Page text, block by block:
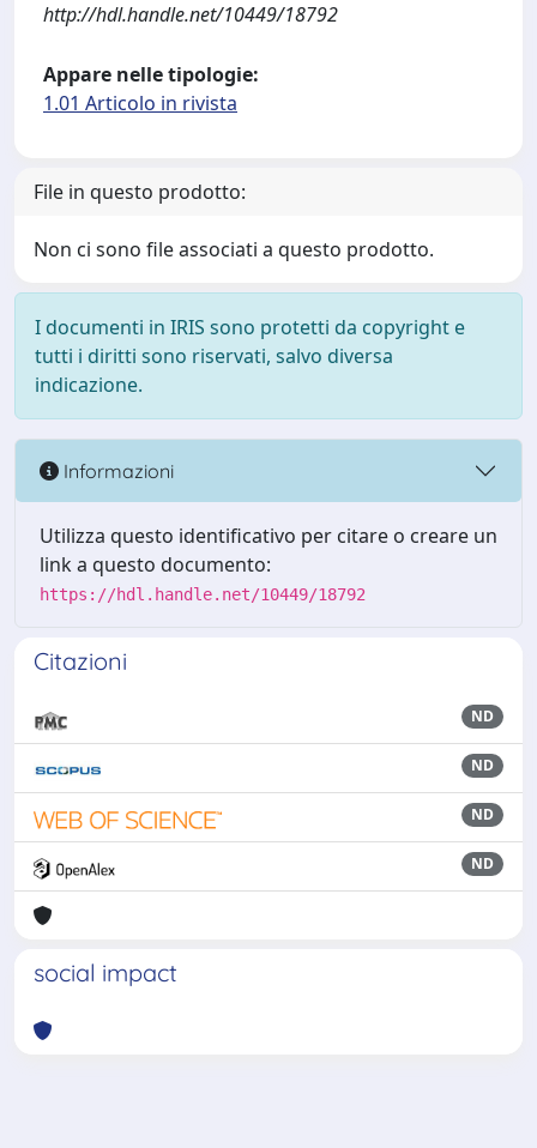
http://hdl.handle.net/10449/18792
Appare nelle tipologie:
1.01 Articolo in rivista
File in questo prodotto:
Non ci sono file associati a questo prodotto.
I documenti in IRIS sono protetti da copyright e
tutti i diritti sono riservati, salvo diversa
indicazione.
Informazioni
Utilizza questo identificativo per citare o creare un
link a questo documento:
https://hdl.handle.net/10449/18792
Citazioni
ND
ND
ND
ND
social impact